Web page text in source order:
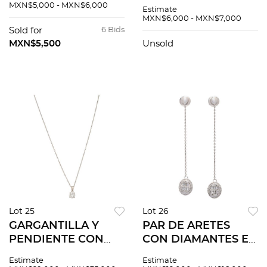
BLANCO DE 14K Y
corte pera ~0.40 ct y
diamantes corte
MXN$5,000 - MXN$6,000
6 Bids
Sold for
MXN$5,500
~0.75 ct y diamantes
ct. Peso: 3.6 g
Estimate
MXN$6,000 - MXN$7,000
Unsold
Lot 25
GARGANTILLA Y
PENDIENTE CON
Estimate
Lot 26
PAR DE ARETES
CON DIAMANTES EN
Estimate